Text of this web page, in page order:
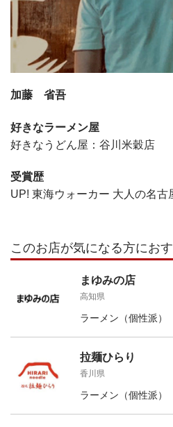
加藤 省吾
好きなラーメン屋
好きなうどん屋：谷川米穀店
受賞歴
UP! 東海ウォーカー 大人の名古
このお店が気になる方にお
まゆみの店
高知県
ラーメン（個性派）
拉麺ひらり
香川県
ラーメン（個性派）